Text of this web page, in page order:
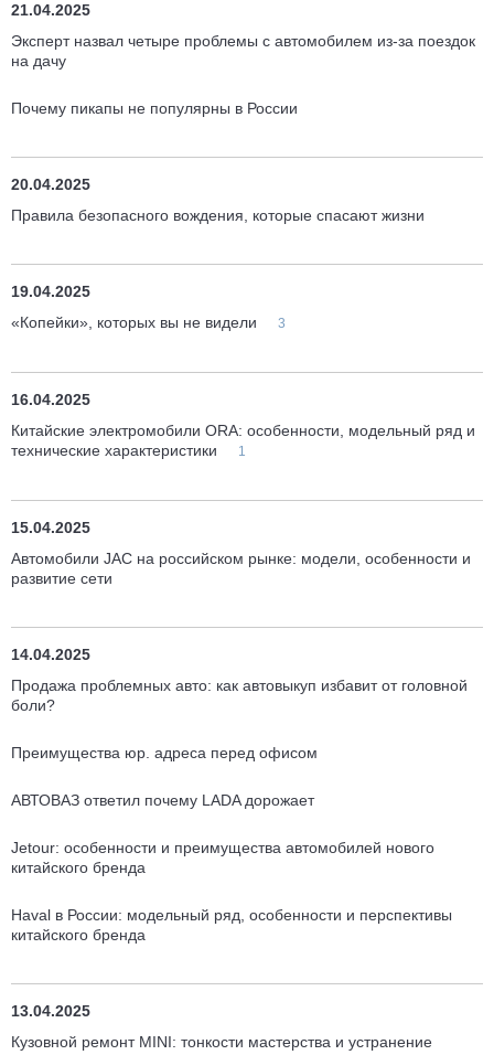
21.04.2025
Эксперт назвал четыре проблемы с автомобилем из-за поездок
на дачу
Почему пикапы не популярны в России
20.04.2025
Правила безопасного вождения, которые спасают жизни
19.04.2025
«Копейки», которых вы не видели
3
16.04.2025
Китайские электромобили ORA: особенности, модельный ряд и
технические характеристики
1
15.04.2025
Автомобили JAC на российском рынке: модели, особенности и
развитие сети
14.04.2025
Продажа проблемных авто: как автовыкуп избавит от головной
боли?
Преимущества юр. адреса перед офисом
АВТОВАЗ ответил почему LADA дорожает
Jetour: особенности и преимущества автомобилей нового
китайского бренда
Haval в России: модельный ряд, особенности и перспективы
китайского бренда
13.04.2025
Кузовной ремонт MINI: тонкости мастерства и устранение